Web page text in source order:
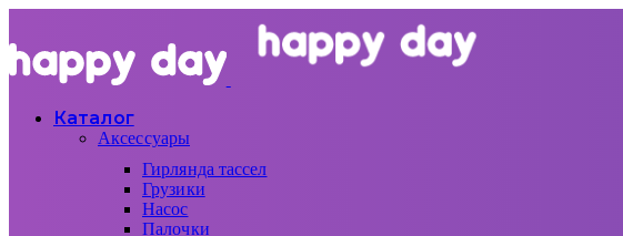
Каталог
Аксессуары
Гирлянда тассел
Грузики
Насос
Палочки